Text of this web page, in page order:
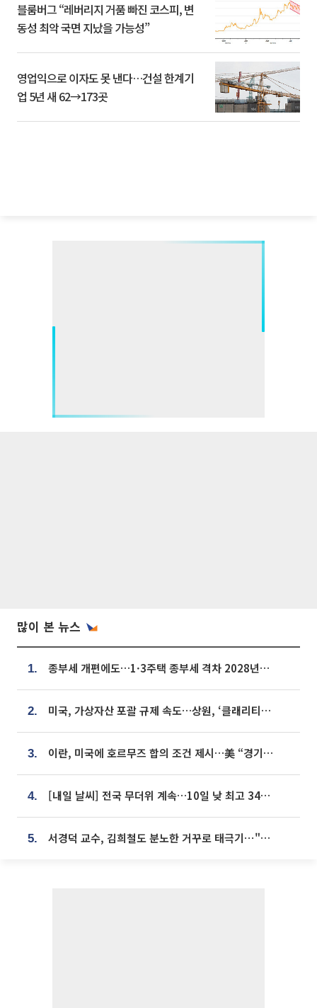
블룸버그 “레버리지 거품 빠진 코스피, 변
동성 최악 국면 지났을 가능성”
영업익으로 이자도 못 낸다…건설 한계기
업 5년 새 62→173곳
많이 본 뉴스
1. 종부세 개편에도…1·3주택 종부세 격차 2028년부터 확대
2. 미국, 가상자산 포괄 규제 속도…상원, ‘클래리티법’ 9월 절차투표 추진
3. 이란, 미국에 호르무즈 합의 조건 제시…美 “경기 아직 안 끝나” [종합]
4. [내일 날씨] 전국 무더위 계속…10일 낮 최고 34도 육박
5. 서경덕 교수, 김희철도 분노한 거꾸로 태극기⋯"엉터리는 아냐, 아쉬울 뿐"